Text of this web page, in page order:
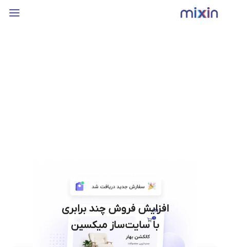
افزایش فروش چند برابری
با سایت‌ساز میکسین
شریک تجاری ترب با پشتیبانی اختصاصی